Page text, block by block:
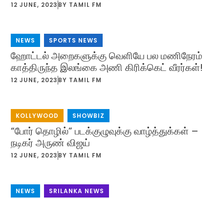
12 JUNE, 2023 BY TAMIL FM
NEWS SPORTS NEWS
ஹோட்டல் அறைகளுக்கு வெளியே பல மணிநேரம்
காத்திருந்த இலங்கை அணி கிரிக்கெட் வீரர்கள்!
12 JUNE, 2023 BY TAMIL FM
KOLLYWOOD SHOWBIZ
“போர் தொழில்” படக்குழுவுக்கு வாழ்த்துக்கள் –
நடிகர் அருண் விஜய்
12 JUNE, 2023 BY TAMIL FM
NEWS SRILANKA NEWS